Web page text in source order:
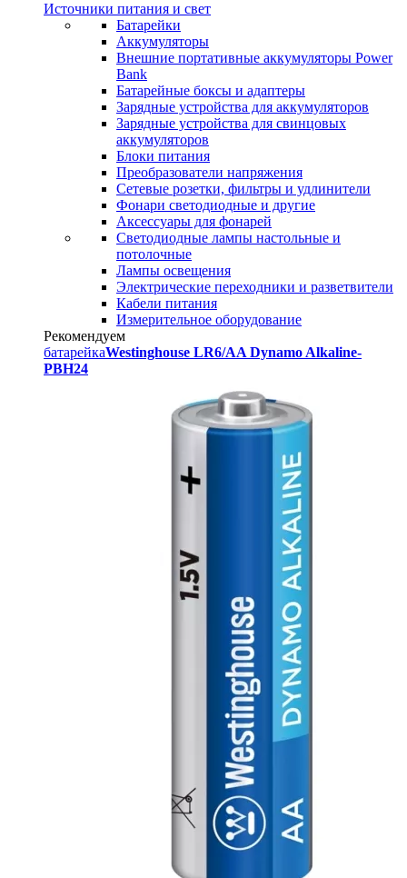
Источники питания и свет
Батарейки
Аккумуляторы
Внешние портативные аккумуляторы Power
Bank
Батарейные боксы и адаптеры
Зарядные устройства для аккумуляторов
Зарядные устройства для свинцовых
аккумуляторов
Блоки питания
Преобразователи напряжения
Сетевые розетки, фильтры и удлинители
Фонари светодиодные и другие
Аксессуары для фонарей
Светодиодные лампы настольные и
потолочные
Лампы освещения
Электрические переходники и разветвители
Кабели питания
Измерительное оборудование
Рекомендуем
батарейкаWestinghouse LR6/AA Dynamo Alkaline-
PBH24